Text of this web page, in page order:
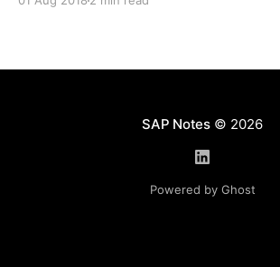
SAP Notes© 2026
Powered by Ghost